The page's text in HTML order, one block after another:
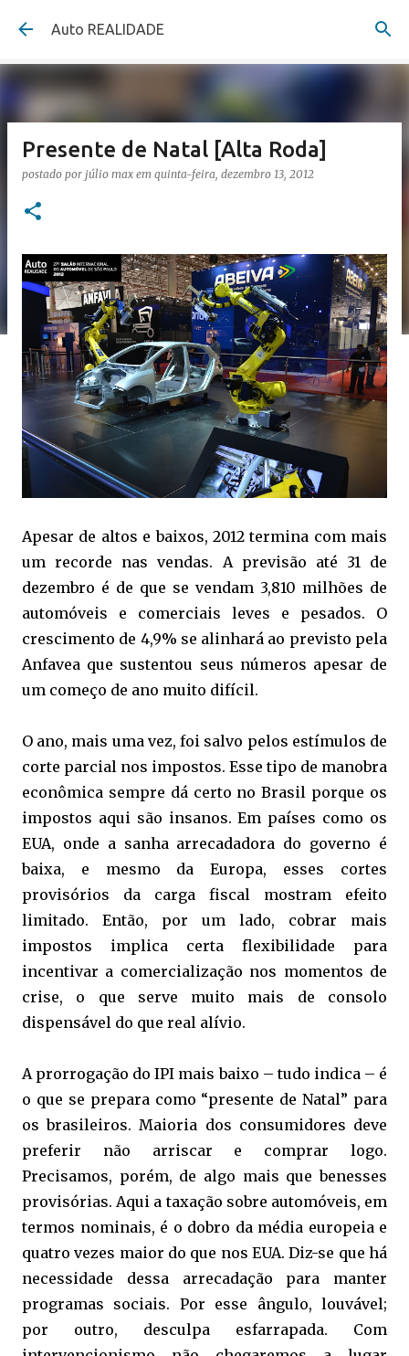
Pular para o conteúdo principal
Auto REALIDADE
Presente de Natal [Alta Roda]
postado por júlio max em quinta-feira, dezembro 13, 2012
Apesar de altos e baixos, 2012 termina com mais
um recorde nas vendas. A previsão até 31 de
dezembro é de que se vendam 3,810 milhões de
automóveis e comerciais leves e pesados. O
crescimento de 4,9% se alinhará ao previsto pela
Anfavea que sustentou seus números apesar de
um começo de ano muito difícil.
O ano, mais uma vez, foi salvo pelos estímulos de
corte parcial nos impostos. Esse tipo de manobra
econômica sempre dá certo no Brasil porque os
impostos aqui são insanos. Em países como os
EUA, onde a sanha arrecadadora do governo é
baixa, e mesmo da Europa, esses cortes
provisórios da carga fiscal mostram efeito
limitado. Então, por um lado, cobrar mais
impostos implica certa flexibilidade para
incentivar a comercialização nos momentos de
crise, o que serve muito mais de consolo
dispensável do que real alívio.
A prorrogação do IPI mais baixo – tudo indica – é
o que se prepara como “presente de Natal” para
os brasileiros. Maioria dos consumidores deve
preferir não arriscar e comprar logo.
Precisamos, porém, de algo mais que benesses
provisórias. Aqui a taxação sobre automóveis, em
termos nominais, é o dobro da média europeia e
quatro vezes maior do que nos EUA. Diz-se que há
necessidade dessa arrecadação para manter
programas sociais. Por esse ângulo, louvável;
por outro, desculpa esfarrapada. Com